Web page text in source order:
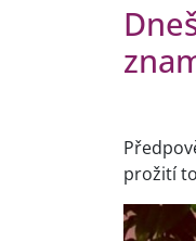
prožití